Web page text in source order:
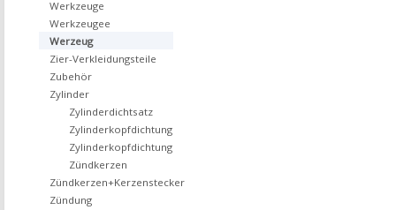
Werkzeuge
Werkzeugee
Werzeug
Zier-Verkleidungsteile
Zubehör
Zylinder
Zylinderdichtsatz
Zylinderkopfdichtung
Zylinderkopfdichtung
Zündkerzen
Zündkerzen+Kerzenstecker
Zündung